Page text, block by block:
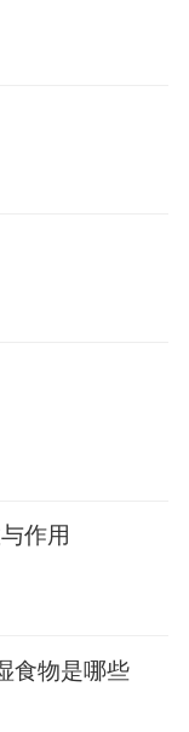
作用
食物是哪些